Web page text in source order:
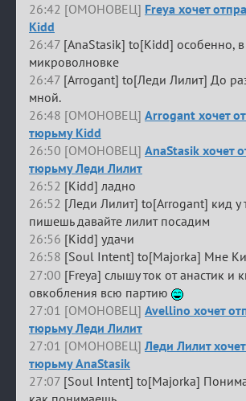
26:42 [ОМОНОВЕЦ] Freya хочет
Kidd
26:47 [AnaStasik] to[Kidd] особенно, в
микроволновке
26:47 [Arrogant] to[Леди Лилит] До
мной.
26:48 [ОМОНОВЕЦ] Arrogant хочет
тюрьму Kidd
26:50 [ОМОНОВЕЦ] AnaStasik хочет
тюрьму Леди Лилит
26:52 [Kidd] ладно
26:52 [Леди Лилит] to[Arrogant] кид у
пишешь давайте лилит посадим
26:56 [Kidd] удачи
26:58 [Soul Intent] to[Majorka] Мне
27:00 [Freya] слышу ток от анастик и
овкобления всю партию
27:01 [ОМОНОВЕЦ] Avellino хочет
тюрьму Леди Лилит
27:01 [ОМОНОВЕЦ] Леди Лилит
тюрьму AnaStasik
27:07 [Soul Intent] to[Majorka]